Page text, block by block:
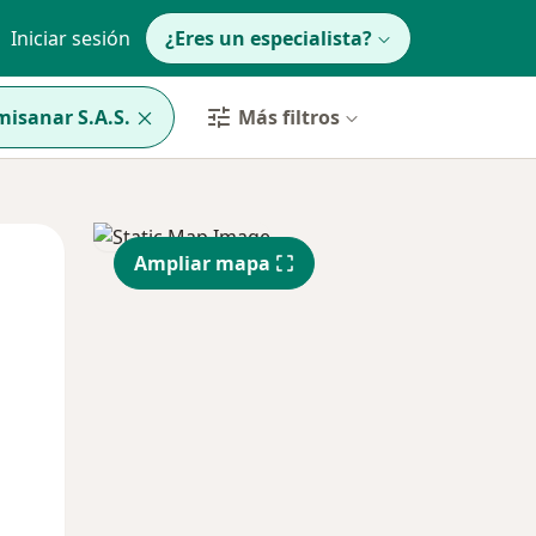
Iniciar sesión ¿Eres un especialista?
S.A.S. Más filtros
Mié
12 Ago
Jue
13 Ago
Ampliar mapa